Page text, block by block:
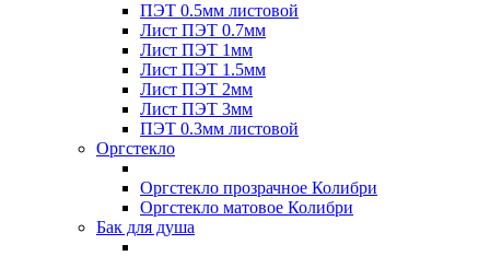
ПЭТ 0.5мм листовой
Лист ПЭТ 0.7мм
Лист ПЭТ 1мм
Лист ПЭТ 1.5мм
Лист ПЭТ 2мм
Лист ПЭТ 3мм
ПЭТ 0.3мм листовой
Оргстекло
Оргстекло прозрачное Колибри
Оргстекло матовое Колибри
Бак для душа